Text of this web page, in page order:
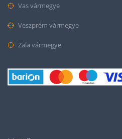
Vas vármegye
Veszprém vármegye
Zala vármegye